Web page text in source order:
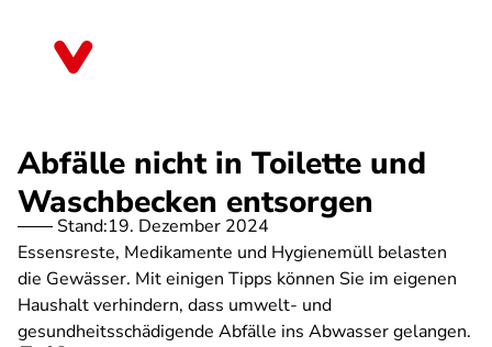
Abfälle nicht in Toilette und
Waschbecken entsorgen
Stand:19. Dezember 2024
Essensreste, Medikamente und Hygienemüll belasten
die Gewässer. Mit einigen Tipps können Sie im eigenen
Haushalt verhindern, dass umwelt- und
gesundheitsschädigende Abfälle ins Abwasser gelangen.